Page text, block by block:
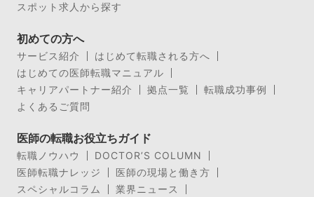
スポット求人から探す
初めての方へ
サービス紹介
はじめて転職される方へ
はじめての医師転職マニュアル
キャリアパートナー紹介
拠点一覧
転職成功事例
よくあるご質問
医師の転職お役立ちガイド
転職ノウハウ
DOCTOR’S COLUMN
医師転職ナレッジ
医師の現場と働き方
スペシャルコラム
業界ニュース